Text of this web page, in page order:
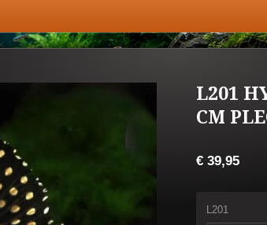
L201
CM
€ 39,95
L201